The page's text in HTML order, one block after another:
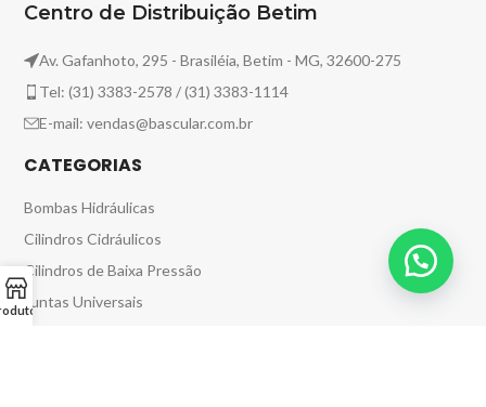
Centro de Distribuição Betim
Av. Gafanhoto, 295 - Brasiléia, Betim - MG, 32600-275
Tel: (31) 3383-2578 / (31) 3383-1114
E-mail: vendas@bascular.com.br
CATEGORIAS
Bombas Hidráulicas
Cilindros Cidráulicos
Cilindros de Baixa Pressão
Juntas Universais